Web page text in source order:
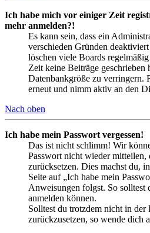
Ich habe mich vor einiger Zeit
mehr anmelden?!
Es kann sein, dass ein
verschieden Gründen
löschen viele Boards
Zeit keine Beiträge geschrieben
Datenbankgröße zu verringern.
erneut und nimm aktiv an den
Nach oben
Ich habe mein Passwort vergessen!
Das ist nicht schlimm! Wir
Passwort nicht wieder mitteilen,
zurücksetzen. Dies machst du,
Seite auf „Ich habe mein
Anweisungen folgst. So solltest
anmelden können.
Solltest du trotzdem nicht in der
zurückzusetzen, so wende dich